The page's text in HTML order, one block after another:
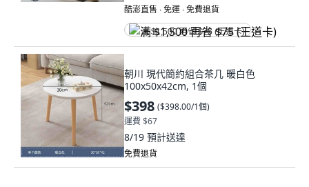
酷澎直售 ∙ 免運 ∙ 免費退貨
满 $1,500 再省 $75 (王道卡)
朝川 現代簡約組合茶几 暖白色
100x50x42cm, 1個
$398 ($398.00/1個)
運費 $67
8/19 預計送達
免費退貨